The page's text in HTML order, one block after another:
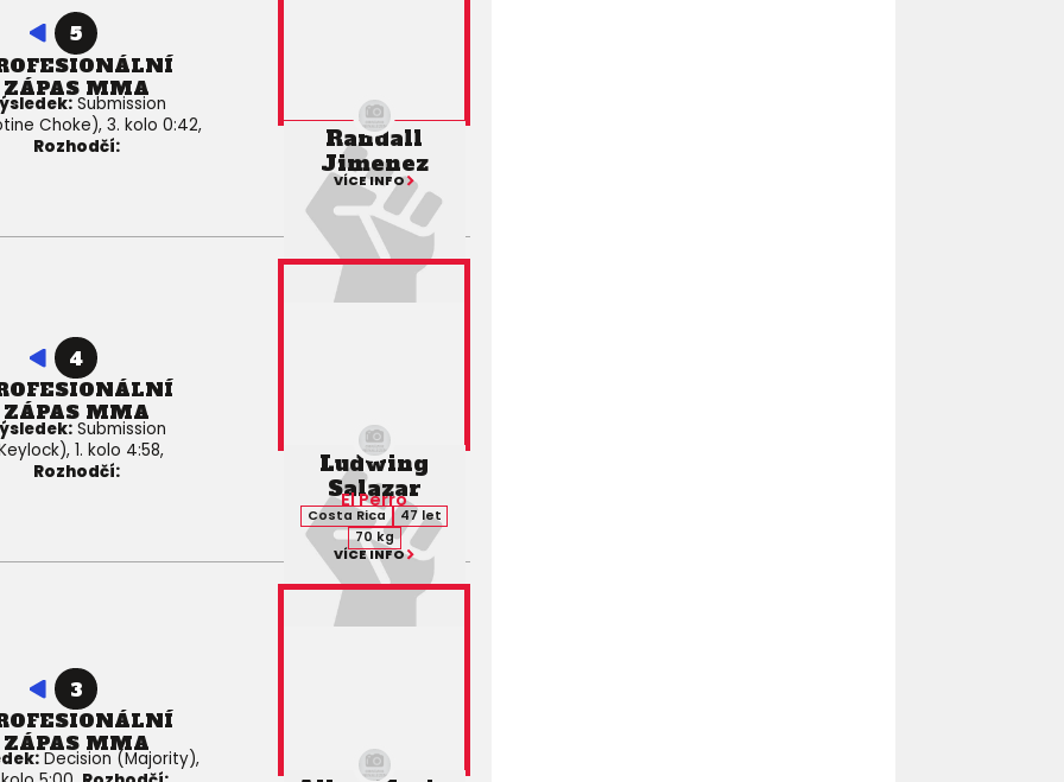
5
ZÁPAS MMA
Submission
Choke), 3. kolo 0:42,
Rozhodčí:
Randall
Jimenez
VÍCE INFO
4
ZÁPAS MMA
Submission
1. kolo 4:58,
Rozhodčí:
Ludwing
Salazar
El Perro
Costa Rica
47 let
70 kg
VÍCE INFO
3
ZÁPAS MMA
Decision (Majority),